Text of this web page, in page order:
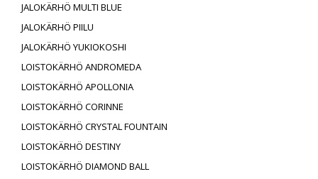
JALOKÄRHÖ MULTI BLUE
JALOKÄRHÖ PIILU
JALOKÄRHÖ YUKIOKOSHI
LOISTOKÄRHÖ ANDROMEDA
LOISTOKÄRHÖ APOLLONIA
LOISTOKÄRHÖ CORINNE
LOISTOKÄRHÖ CRYSTAL FOUNTAIN
LOISTOKÄRHÖ DESTINY
LOISTOKÄRHÖ DIAMOND BALL